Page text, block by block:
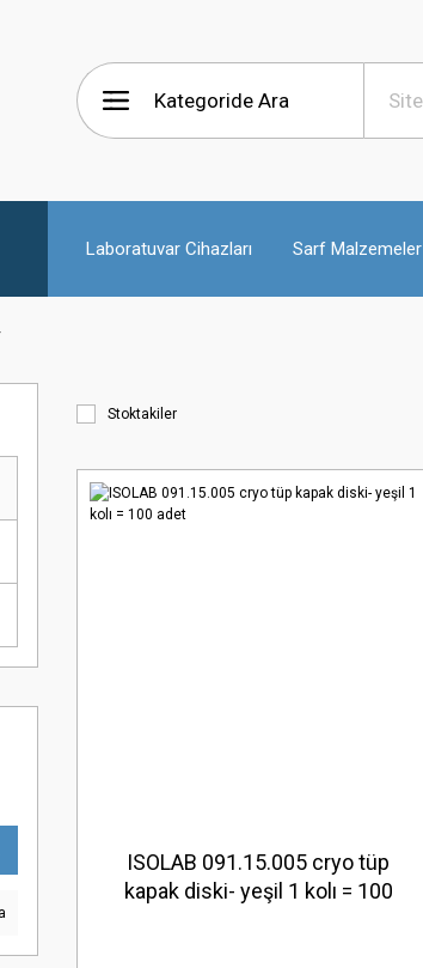
Laboratuvar Cihazları Sarf Malzemeler
Stoktakiler
ISOLAB 091.15.005 cryo tüp
kapak diski- yeşil 1 kolı = 100